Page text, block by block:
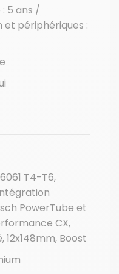
5 ans /
et périphériques :
T4-T6,
PowerTube et
CX,
Boost